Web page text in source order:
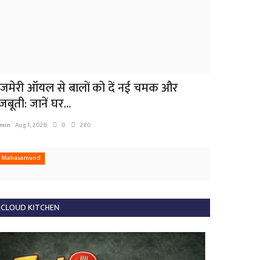
ऑयल से बालों को दें नई चमक और
जानें घर...
Aug 1, 2026 0 280
Mahasamund
CLOUD KITCHEN